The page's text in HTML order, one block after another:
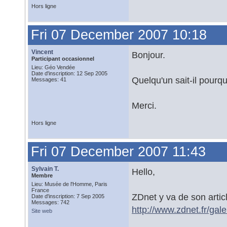
Hors ligne
Fri 07 December 2007 10:18
Vincent
Participant occasionnel
Lieu: Géo Vendée
Date d'inscription: 12 Sep 2005
Messages: 41
Bonjour.
Quelqu'un sait-il
Merci.
Hors ligne
Fri 07 December 2007 11:43
Sylvain T.
Membre
Lieu: Musée de l'Homme, Paris
France
Date d'inscription: 7 Sep 2005
Messages: 742
Site web
Hello,
ZDnet y va de son
http://www.zdnet.fr/